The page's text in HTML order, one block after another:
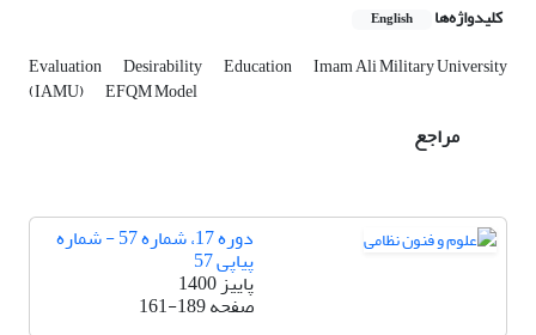
کلیدواژه‌ها English
Evaluation Desirability Education Imam Ali Military University
(IAMU) EFQM Model
مراجع
دوره 17، شماره 57 - شماره
پیاپی 57
پاییز 1400
صفحه161-189